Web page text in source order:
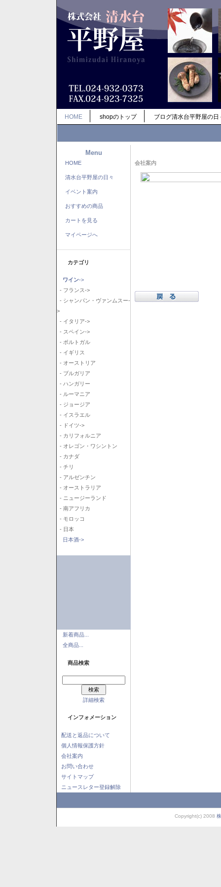
HOME shopのトップ ブログ清水台平野屋の日
Menu
HOME
清水台平野屋の日々
イベント案内
おすすめの商品
カートを見る
マイページへ
カテゴリ
ワイン->
- フランス->
- シャンパン・ヴァンムスー-
>
- イタリア->
- スペイン->
- ポルトガル
- イギリス
- オーストリア
- ブルガリア
- ハンガリー
- ルーマニア
- ジョージア
- イスラエル
- ドイツ->
- カリフォルニア
- オレゴン・ワシントン
- カナダ
- チリ
- アルゼンチン
- オーストラリア
- ニュージーランド
- 南アフリカ
- モロッコ
- 日本
日本酒->
新着商品...
全商品...
商品検索
詳細検索
インフォメーション
配送と返品について
個人情報保護方針
会社案内
お問い合わせ
サイトマップ
ニュースレター登録解除
会社案内
Copyright(c) 2008